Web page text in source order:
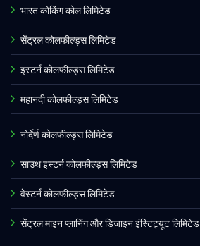
भारत कोकिंग कोल लिमिटेड
सेंट्रल कोलफील्ड्स लिमिटेड
इस्टर्न कोलफील्ड्स लिमिटेड
महानदी कोलफील्ड्स लिमिटेड
नोर्देर्ण कोलफील्ड्स लिमिटेड
साउथ इस्टर्न कोलफील्ड्स लिमिटेड
वेस्टर्न कोलफील्ड्स लिमिटेड
सेंट्रल माइन प्लानिंग और डिजाइन इंस्टिट्यूट लिमिटेड